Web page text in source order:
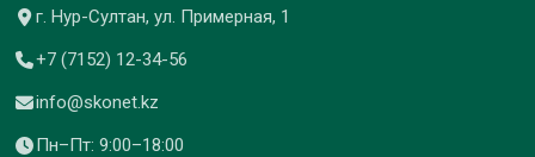
г. Нур-Султан, ул. Примерная, 1
+7 (7152) 12-34-56
info@skonet.kz
Пн–Пт: 9:00–18:00